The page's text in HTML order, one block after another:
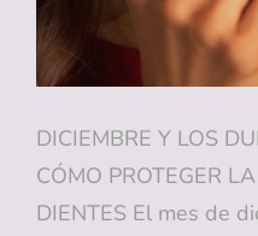
DICIEMBRE Y LOS
CÓMO PROTEGER
DIENTES El mes de